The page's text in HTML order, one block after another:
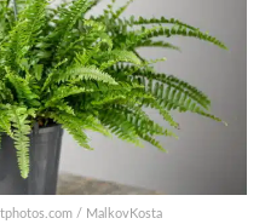
/ MalkovKosta